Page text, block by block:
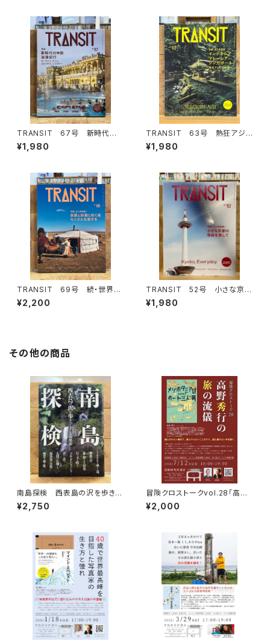
TRANSIT 67号 新時代の
中欧浪漫紀行 ポーランド、チェ
コ、スロバキア、ハンガリー
¥1,980
TRANSIT 63号 熱狂アジア
の秘境へ
¥1,980
TRANSIT 69号 続・世界の
パンをめぐる冒険 進化編
¥2,200
TRANSIT 52号 小さな京都
の物語を旅して
¥1,980
その他の商品
南島探検 西表島の沢を歩きつ
くす
¥2,750
冒険クロストークvol.28「高野
秀行の旅の流儀」録画視聴権
¥2,000